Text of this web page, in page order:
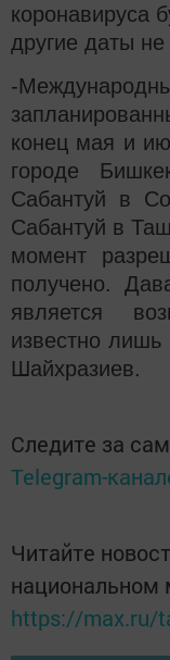
коронавируса
другие даты
-
конец мая и
городе
Сабантуй в
Сабантуй в
момент
получено.
является
известно
Шайхразиев.
Следите за
Telegram-
Читайте
https://max.ru/